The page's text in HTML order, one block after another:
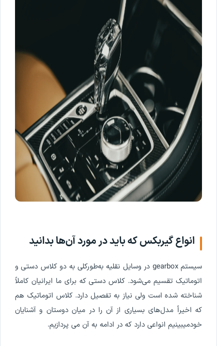
انواعگیربکسکهبایددرموردآنهابدانید
سیستم gearbox در وسایل نقلیه بهطورکلی به دو کلاس دستی و
اتوماتیک تقسیم میشود. کلاس دستی که برای ما ایرانیان کاملا
شناخته شده است ولی نیاز به تفصیل دارد.کلاس اتوماتیک هم
که اخیرا مدلهای بسیاری از آن را در میان دوستان و آشنایان
خودمیبینیم انواعی دارد که در ادامه به آن می پردازیم.